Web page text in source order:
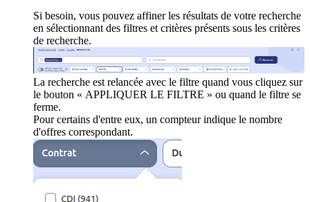
Si besoin, vous pouvez affiner les résultats de votre recherche
en sélectionnant des filtres et critères présents sous les critères
de recherche.
La recherche est relancée avec le filtre quand vous cliquez sur
le bouton « APPLIQUER LE FILTRE » ou quand le filtre se
ferme.
Pour certains d'entre eux, un compteur indique le nombre
d'offres correspondant.